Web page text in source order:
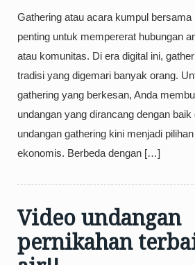
Gathering atau acara kumpul
penting untuk mempererat hubungan
atau komunitas. Di era digital ini,
tradisi yang digemari banyak orang.
gathering yang berkesan, Anda
undangan yang dirancang dengan
undangan gathering kini menjadi
ekonomis. Berbeda dengan […]
Video undangan
pernikahan